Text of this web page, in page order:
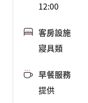
12:00
客房設施
寢具類
早餐服務
提供